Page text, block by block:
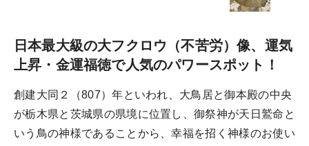
日本最大級の大フクロウ（不苦労）像、運気
上昇・金運福徳で人気のパワースポット！
創建大同２（807）年といわれ、大鳥居と御本殿の中央
が栃木県と茨城県の県境に位置し、御祭神が天日鷲命と
いう鳥の神様であることから、幸福を招く神様のお使い